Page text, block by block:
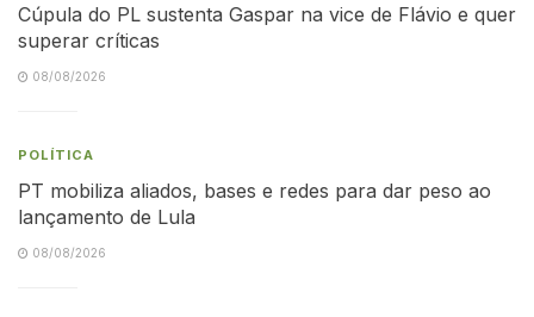
Cúpula do PL sustenta Gaspar na vice de Flávio e quer
superar críticas
08/08/2026
POLÍTICA
PT mobiliza aliados, bases e redes para dar peso ao
lançamento de Lula
08/08/2026